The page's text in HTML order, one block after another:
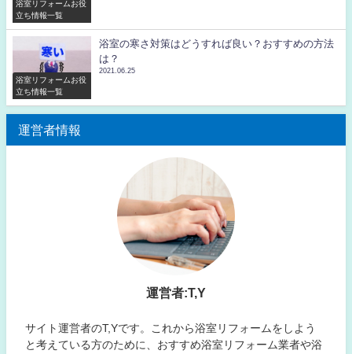
浴室リフォームお役
立ち情報一覧
浴室リフォームお役
立ち情報一覧
浴室の寒さ対策はどうすれば良い？おすすめの方法
は？
2021.06.25
運営者情報
運営者:T,Y
サイト運営者のT,Yです。これから浴室リフォームをしよう
と考えている方のために、おすすめ浴室リフォーム業者や浴